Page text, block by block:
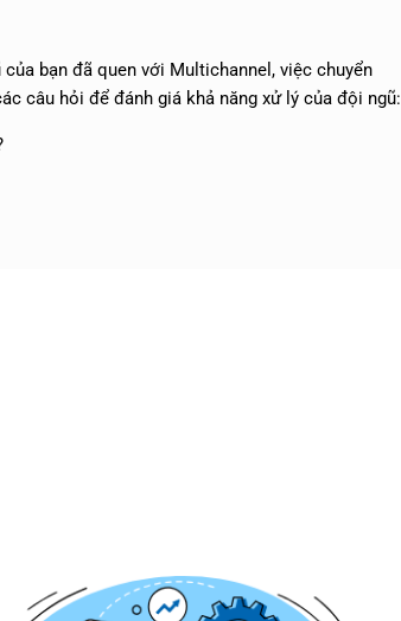
bạn đã quen với Multichannel, việc chuyển
câu hỏi để đánh giá khả năng xử lý của đội ngũ: